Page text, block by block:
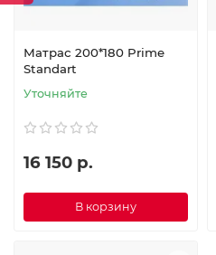
Матрас 200*180 Prime
Standart
Уточняйте
16 150 р.
В корзину